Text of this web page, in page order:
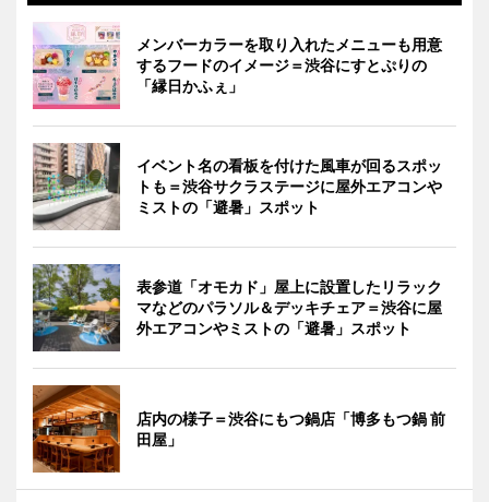
メンバーカラーを取り入れたメニューも用意
するフードのイメージ＝渋谷にすとぷりの
「縁日かふぇ」
イベント名の看板を付けた風車が回るスポッ
トも＝渋谷サクラステージに屋外エアコンや
ミストの「避暑」スポット
表参道「オモカド」屋上に設置したリラック
マなどのパラソル＆デッキチェア＝渋谷に屋
外エアコンやミストの「避暑」スポット
店内の様子＝渋谷にもつ鍋店「博多もつ鍋 前
田屋」